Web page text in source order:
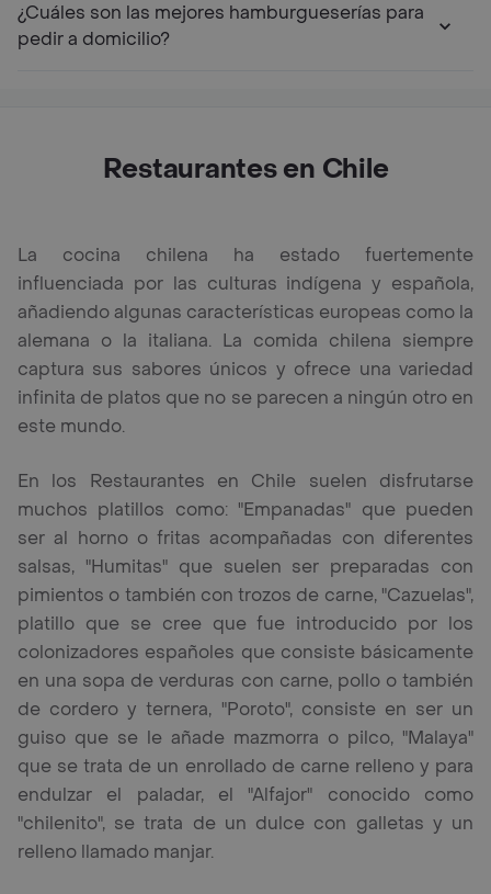
¿Cuáles son las mejores hamburgueserías para
pedir a domicilio?
Restaurantes en Chile
La cocina chilena ha estado fuertemente
influenciada por las culturas indígena y española,
añadiendo algunas características europeas como la
alemana o la italiana. La comida chilena siempre
captura sus sabores únicos y ofrece una variedad
infinita de platos que no se parecen a ningún otro en
este mundo.
En los Restaurantes en Chile suelen disfrutarse
muchos platillos como: "Empanadas" que pueden
ser al horno o fritas acompañadas con diferentes
salsas, "Humitas" que suelen ser preparadas con
pimientos o también con trozos de carne, "Cazuelas",
platillo que se cree que fue introducido por los
colonizadores españoles que consiste básicamente
en una sopa de verduras con carne, pollo o también
de cordero y ternera, "Poroto", consiste en ser un
guiso que se le añade mazmorra o pilco, "Malaya"
que se trata de un enrollado de carne relleno y para
endulzar el paladar, el "Alfajor" conocido como
"chilenito", se trata de un dulce con galletas y un
relleno llamado manjar.